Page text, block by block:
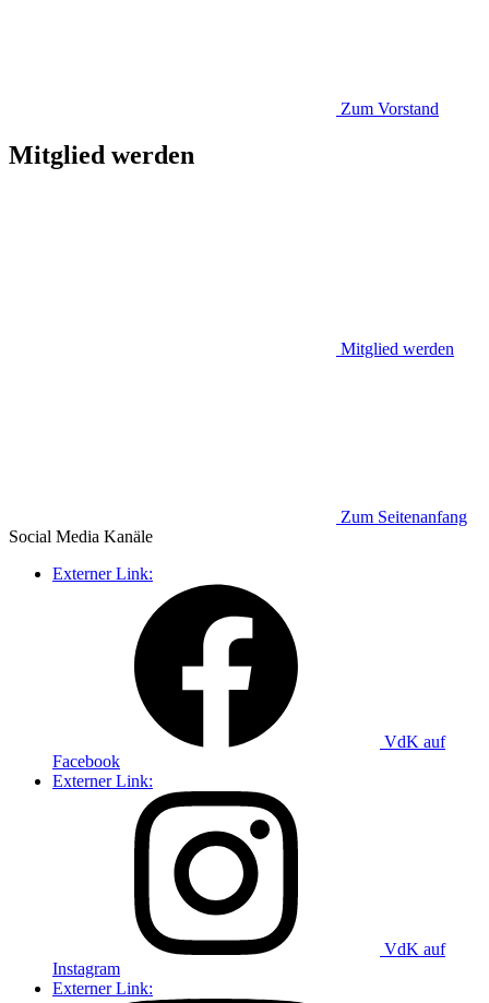
Zum Vorstand
Mitglied werden
Mitglied werden
Zum Seitenanfang
Social Media Kanäle
Externer Link:
VdK auf
Facebook
Externer Link:
VdK auf
Instagram
Externer Link: